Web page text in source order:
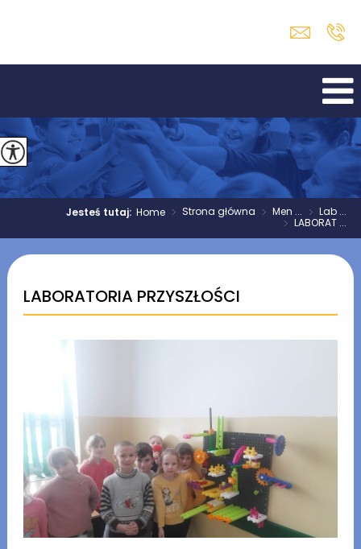
Jesteś tutaj:Home > Strona główna > Men ... > Lab ...
> LABORAT ...
LABORATORIA PRZYSZŁOŚCI